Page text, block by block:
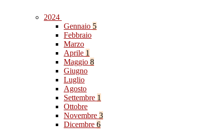
2024
Gennaio 5
Febbraio
Marzo
Aprile 1
Maggio 8
Giugno
Luglio
Agosto
Settembre 1
Ottobre
Novembre 3
Dicembre 6